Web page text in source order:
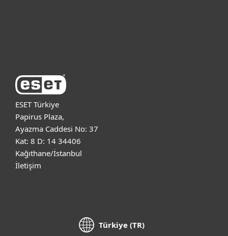
ESET Türkiye
Papirus Plaza,
Ayazma Caddesi No: 37
Kat: 8 D: 14 34406
Kağıthane/İstanbul
İletişim
Türkiye (TR)